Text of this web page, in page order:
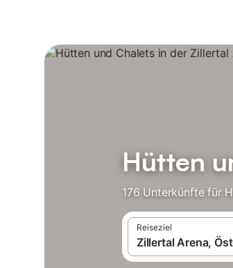
Hütten
176 Unterkünfte für
Reiseziel